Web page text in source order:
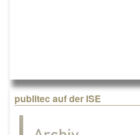
publitec auf der ISE